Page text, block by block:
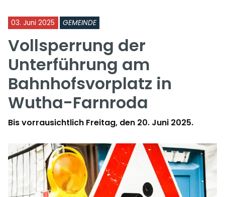
03. Juni 2025 GEMEINDE
Vollsperrung der
Unterführung am
Bahnhofsvorplatz in
Wutha-Farnroda
Bis vorrausichtlich Freitag, den 20. Juni 2025.